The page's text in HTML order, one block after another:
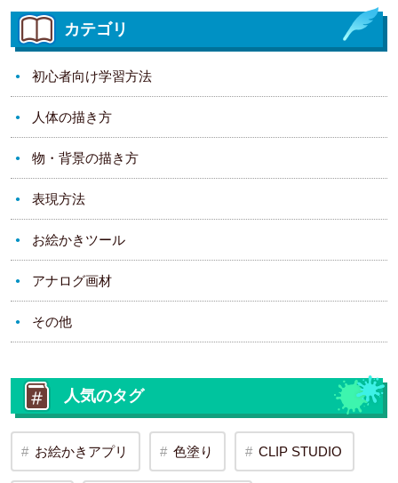
カテゴリ
初心者向け学習方法
人体の描き方
物・背景の描き方
表現方法
お絵かきツール
アナログ画材
その他
人気のタグ
お絵かきアプリ 色塗り CLIP STUDIO